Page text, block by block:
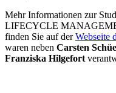
Mehr Informationen zur
LIFECYCLE
finden Sie auf derWebseite
waren neben Carsten
Franziska Hilgefort